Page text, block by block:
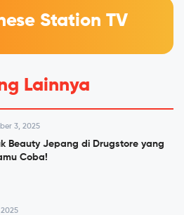
Station TV
Lainnya
3, 2025
Beauty Jepang di Drugstore yang
Coba!
2025